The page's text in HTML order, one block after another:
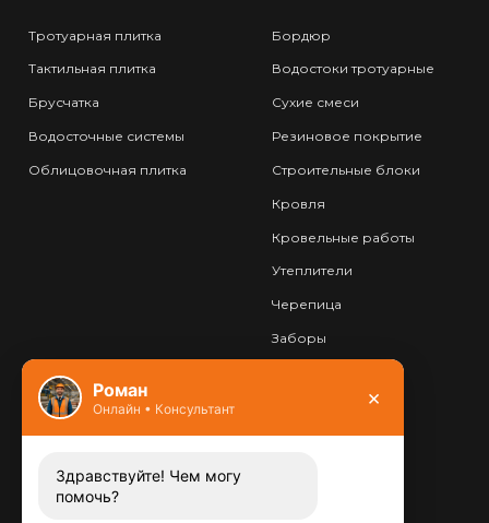
Тротуарная плитка
Тактильная плитка
Брусчатка
Водосточные системы
Облицовочная плитка
Бордюр
Водостоки тротуарные
Сухие смеси
Резиновое покрытие
Строительные блоки
Кровля
Кровельные работы
Утеплители
Черепица
Заборы
Контакты
Заказать звонок
Роман
Онлайн • Консультант ×
Здравствуйте! Чем могу
помочь?